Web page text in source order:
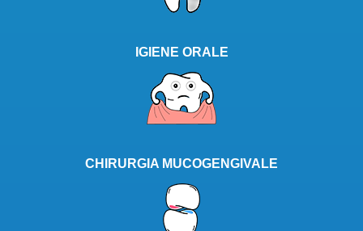
IGIENE ORALE
CHIRURGIA MUCOGENGIVALE